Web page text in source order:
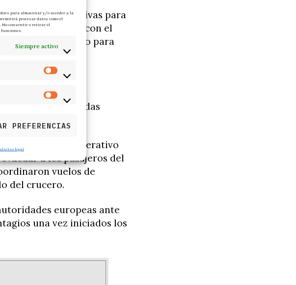
para almacenar y/o acceder a la
procesar datos como el
No consentir o retirar el
Siempre activo
PREFERENCIAS
Aviso legal
medidas preventivas para
relacionada con el
firmará un decreto para
a contactos
población.
comparecerá
de las medidas
del amplio operativo
a los pasajeros del
vuelos de
del crucero.
europeas ante
una vez iniciados los